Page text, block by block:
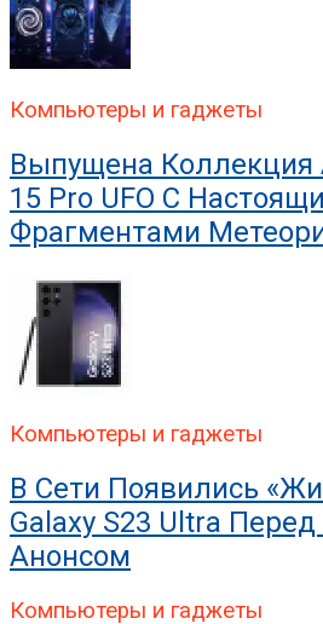
Компьютеры и гаджеты
Выпущена Коллекция
15 Pro UFO С
Фрагментами
Компьютеры и гаджеты
В Сети Появились
Galaxy S23 Ultra
Анонсом
Компьютеры и гаджеты